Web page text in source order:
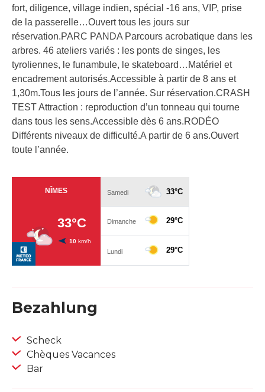
fort, diligence, village indien, spécial -16 ans, VIP, prise
de la passerelle…Ouvert tous les jours sur
réservation.PARC PANDA Parcours acrobatique dans les
arbres. 46 ateliers variés : les ponts de singes, les
tyroliennes, le funambule, le skateboard…Matériel et
encadrement autorisés.Accessible à partir de 8 ans et
1,30m.Tous les jours de l’année. Sur réservation.CRASH
TEST Attraction : reproduction d’un tonneau qui tourne
dans tous les sens.Accessible dès 6 ans.RODÉO
Différents niveaux de difficulté.A partir de 6 ans.Ouvert
toute l’année.
Bezahlung
Scheck
Chèques Vacances
Bar